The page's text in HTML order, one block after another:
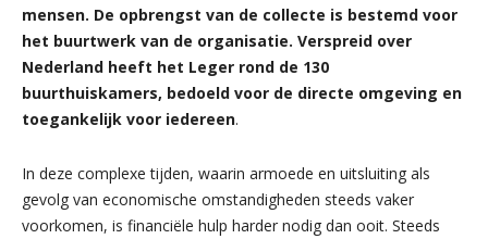
mensen. De opbrengst van de collecte is bestemd voor
het buurtwerk van de organisatie. Verspreid over
Nederland heeft het Leger rond de 130
buurthuiskamers, bedoeld voor de directe omgeving en
toegankelijk voor iedereen.
In deze complexe tijden, waarin armoede en uitsluiting als
gevolg van economische omstandigheden steeds vaker
voorkomen, is financiële hulp harder nodig dan ooit. Steeds